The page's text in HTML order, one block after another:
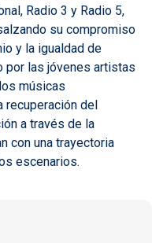
Radio 3 y Radio 5,
su compromiso
y la igualdad de
por las jóvenes artistas
músicas
recuperación del
a través de la
con una trayectoria
escenarios.